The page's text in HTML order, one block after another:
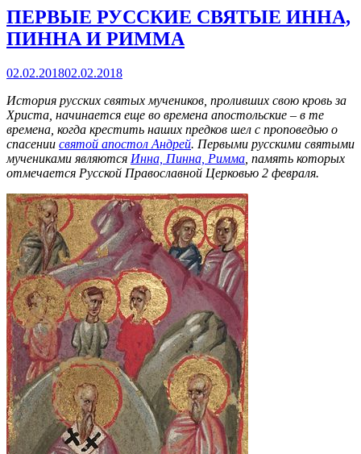
ПЕРВЫЕ РУССКИЕ СВЯТЫЕ ИННА,
ПИННА И РИММА
02.02.201802.02.2018
История русских святых мучеников, проливших свою кровь за
Христа, начинается еще во времена апостольские – в те
времена, когда крестить наших предков шел с проповедью о
спасении святой апостол Андрей. Первыми русскими святыми
мучениками являются Инна, Пинна, Римма , память которых
отмечается Русской Православной Церковью 2 февраля.